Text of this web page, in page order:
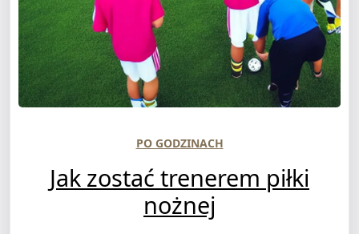
PO GODZINACH
Jak zostać trenerem piłki
nożnej